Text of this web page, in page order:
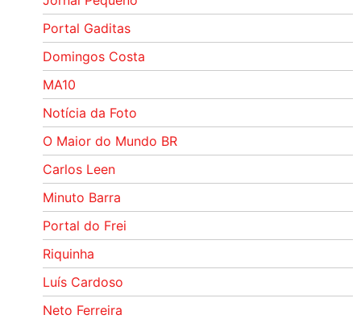
Portal Gaditas
Domingos Costa
MA10
Notícia da Foto
O Maior do Mundo BR
Carlos Leen
Minuto Barra
Portal do Frei
Riquinha
Luís Cardoso
Neto Ferreira